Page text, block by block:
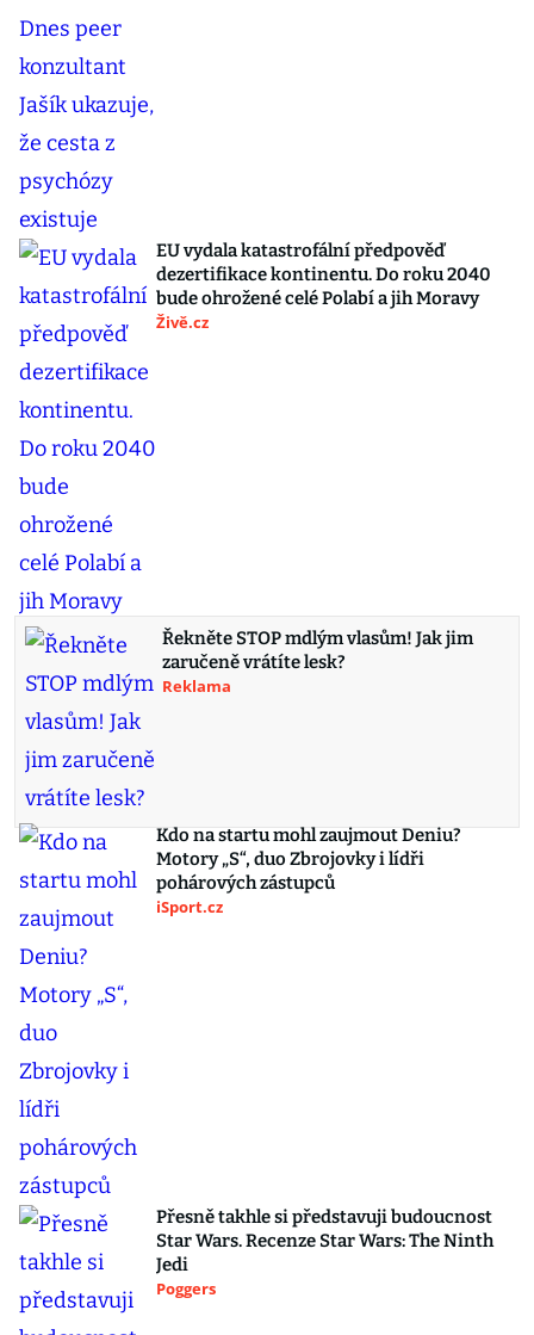
EU vydala katastrofální předpověď
dezertifikace kontinentu. Do roku 2040
bude ohrožené celé Polabí a jih Moravy
Živě.cz
Řekněte STOP mdlým vlasům! Jak jim
zaručeně vrátíte lesk?
Reklama
Kdo na startu mohl zaujmout Deniu?
Motory „S“, duo Zbrojovky i lídři
pohárových zástupců
iSport.cz
Přesně takhle si představuji budoucnost
Star Wars. Recenze Star Wars: The Ninth
Jedi
Poggers